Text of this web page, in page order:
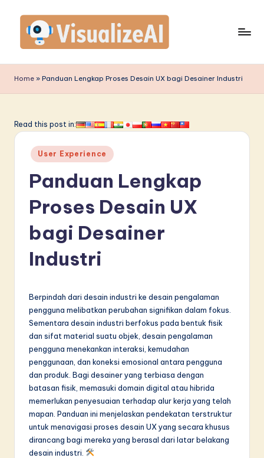
content
is
u
li
o
si
L
Home » Panduan Lengkap Proses Desain UX bagi Desainer Industri
Read this post in:
Posted
in
User Experience
Panduan Lengkap
Proses Desain UX
bagi Desainer
Industri
Berpindah dari desain industri ke desain pengalaman
pengguna melibatkan perubahan signifikan dalam fokus.
Sementara desain industri berfokus pada bentuk fisik
dan sifat material suatu objek, desain pengalaman
pengguna menekankan interaksi, kemudahan
penggunaan, dan koneksi emosional antara pengguna
dan produk. Bagi desainer yang terbiasa dengan
batasan fisik, memasuki domain digital atau hibrida
memerlukan penyesuaian terhadap alur kerja yang telah
mapan. Panduan ini menjelaskan pendekatan terstruktur
untuk menavigasi proses desain UX yang secara khusus
dirancang bagi mereka yang berasal dari latar belakang
desain industri.